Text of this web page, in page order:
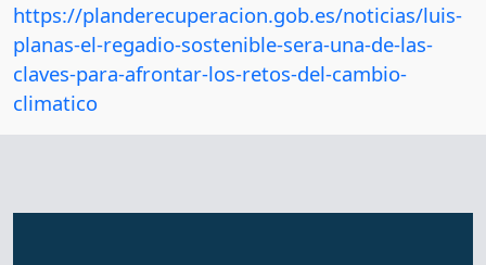
https://planderecuperacion.gob.es/noticias/luis-
planas-el-regadio-sostenible-sera-una-de-las-
claves-para-afrontar-los-retos-del-cambio-
climatico